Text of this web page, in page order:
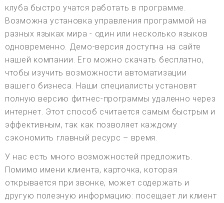
клуба быстро учатся работать в программе.
Возможна установка управления программой на
разных языках мира - один или несколько языков
одновременно. Демо-версия доступна на сайте
нашей компании. Его можно скачать бесплатно,
чтобы изучить возможности автоматизации
вашего бизнеса. Наши специалисты установят
полную версию фитнес-программы удаленно через
интернет. Этот способ считается самым быстрым и
эффективным, так как позволяет каждому
сэкономить главный ресурс – время.
У нас есть много возможностей предложить.
Помимо имени клиента, карточка, которая
открывается при звонке, может содержать и
другую полезную информацию: посещает ли клиент